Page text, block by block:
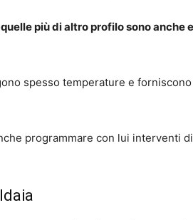
più di altro profilo sono anche
spesso temperature e
programmare con lui interventi